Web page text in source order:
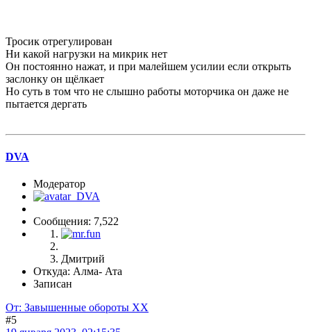
Тросик отрегулирован
Ни какой нагрузки на микрик нет
Он постоянно нажат, и при малейшем усилии если открыть
заслонку он щёлкает
Но суть в том что не слышно работы моторчика он даже не
пытается дергать
DVA
Модератор
Сообщения: 7,522
Дмитрий
Откуда: Алма- Ата
Записан
От: Завышенные обороты ХХ
#5